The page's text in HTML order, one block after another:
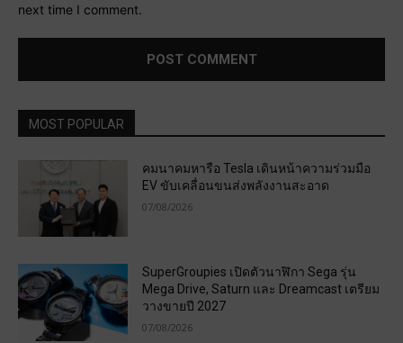
next time I comment.
MOST POPULAR
คมนาคมหารือ Tesla เดินหน้าความร่วมมือ
EV ขับเคลื่อนขนส่งพลังงานสะอาด
07/08/2026
SuperGroupies เปิดตัวนาฬิกา Sega รุ่น
Mega Drive, Saturn และ Dreamcast เตรียม
วางขายปี 2027
07/08/2026